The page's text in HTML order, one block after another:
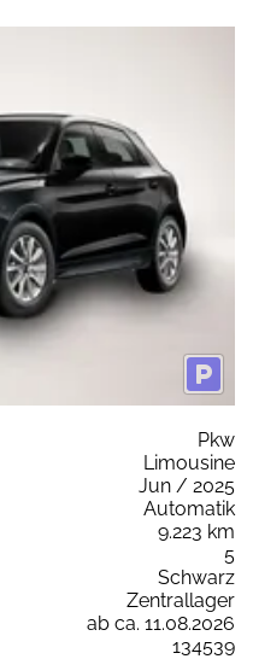
Pkw
Limousine
Jun / 2025
Automatik
9.223 km
5
Schwarz
Zentrallager
ab ca. 11.08.2026
134539